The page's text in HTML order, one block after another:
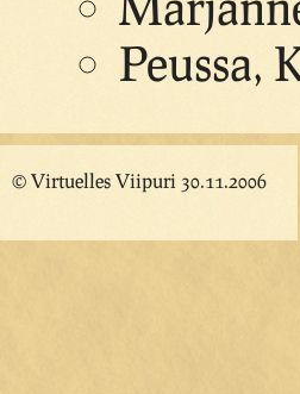
Peussa,
© Virtuelles Viipuri 30.11.2006